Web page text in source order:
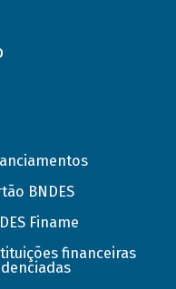
BNDES
Finame
financeiras